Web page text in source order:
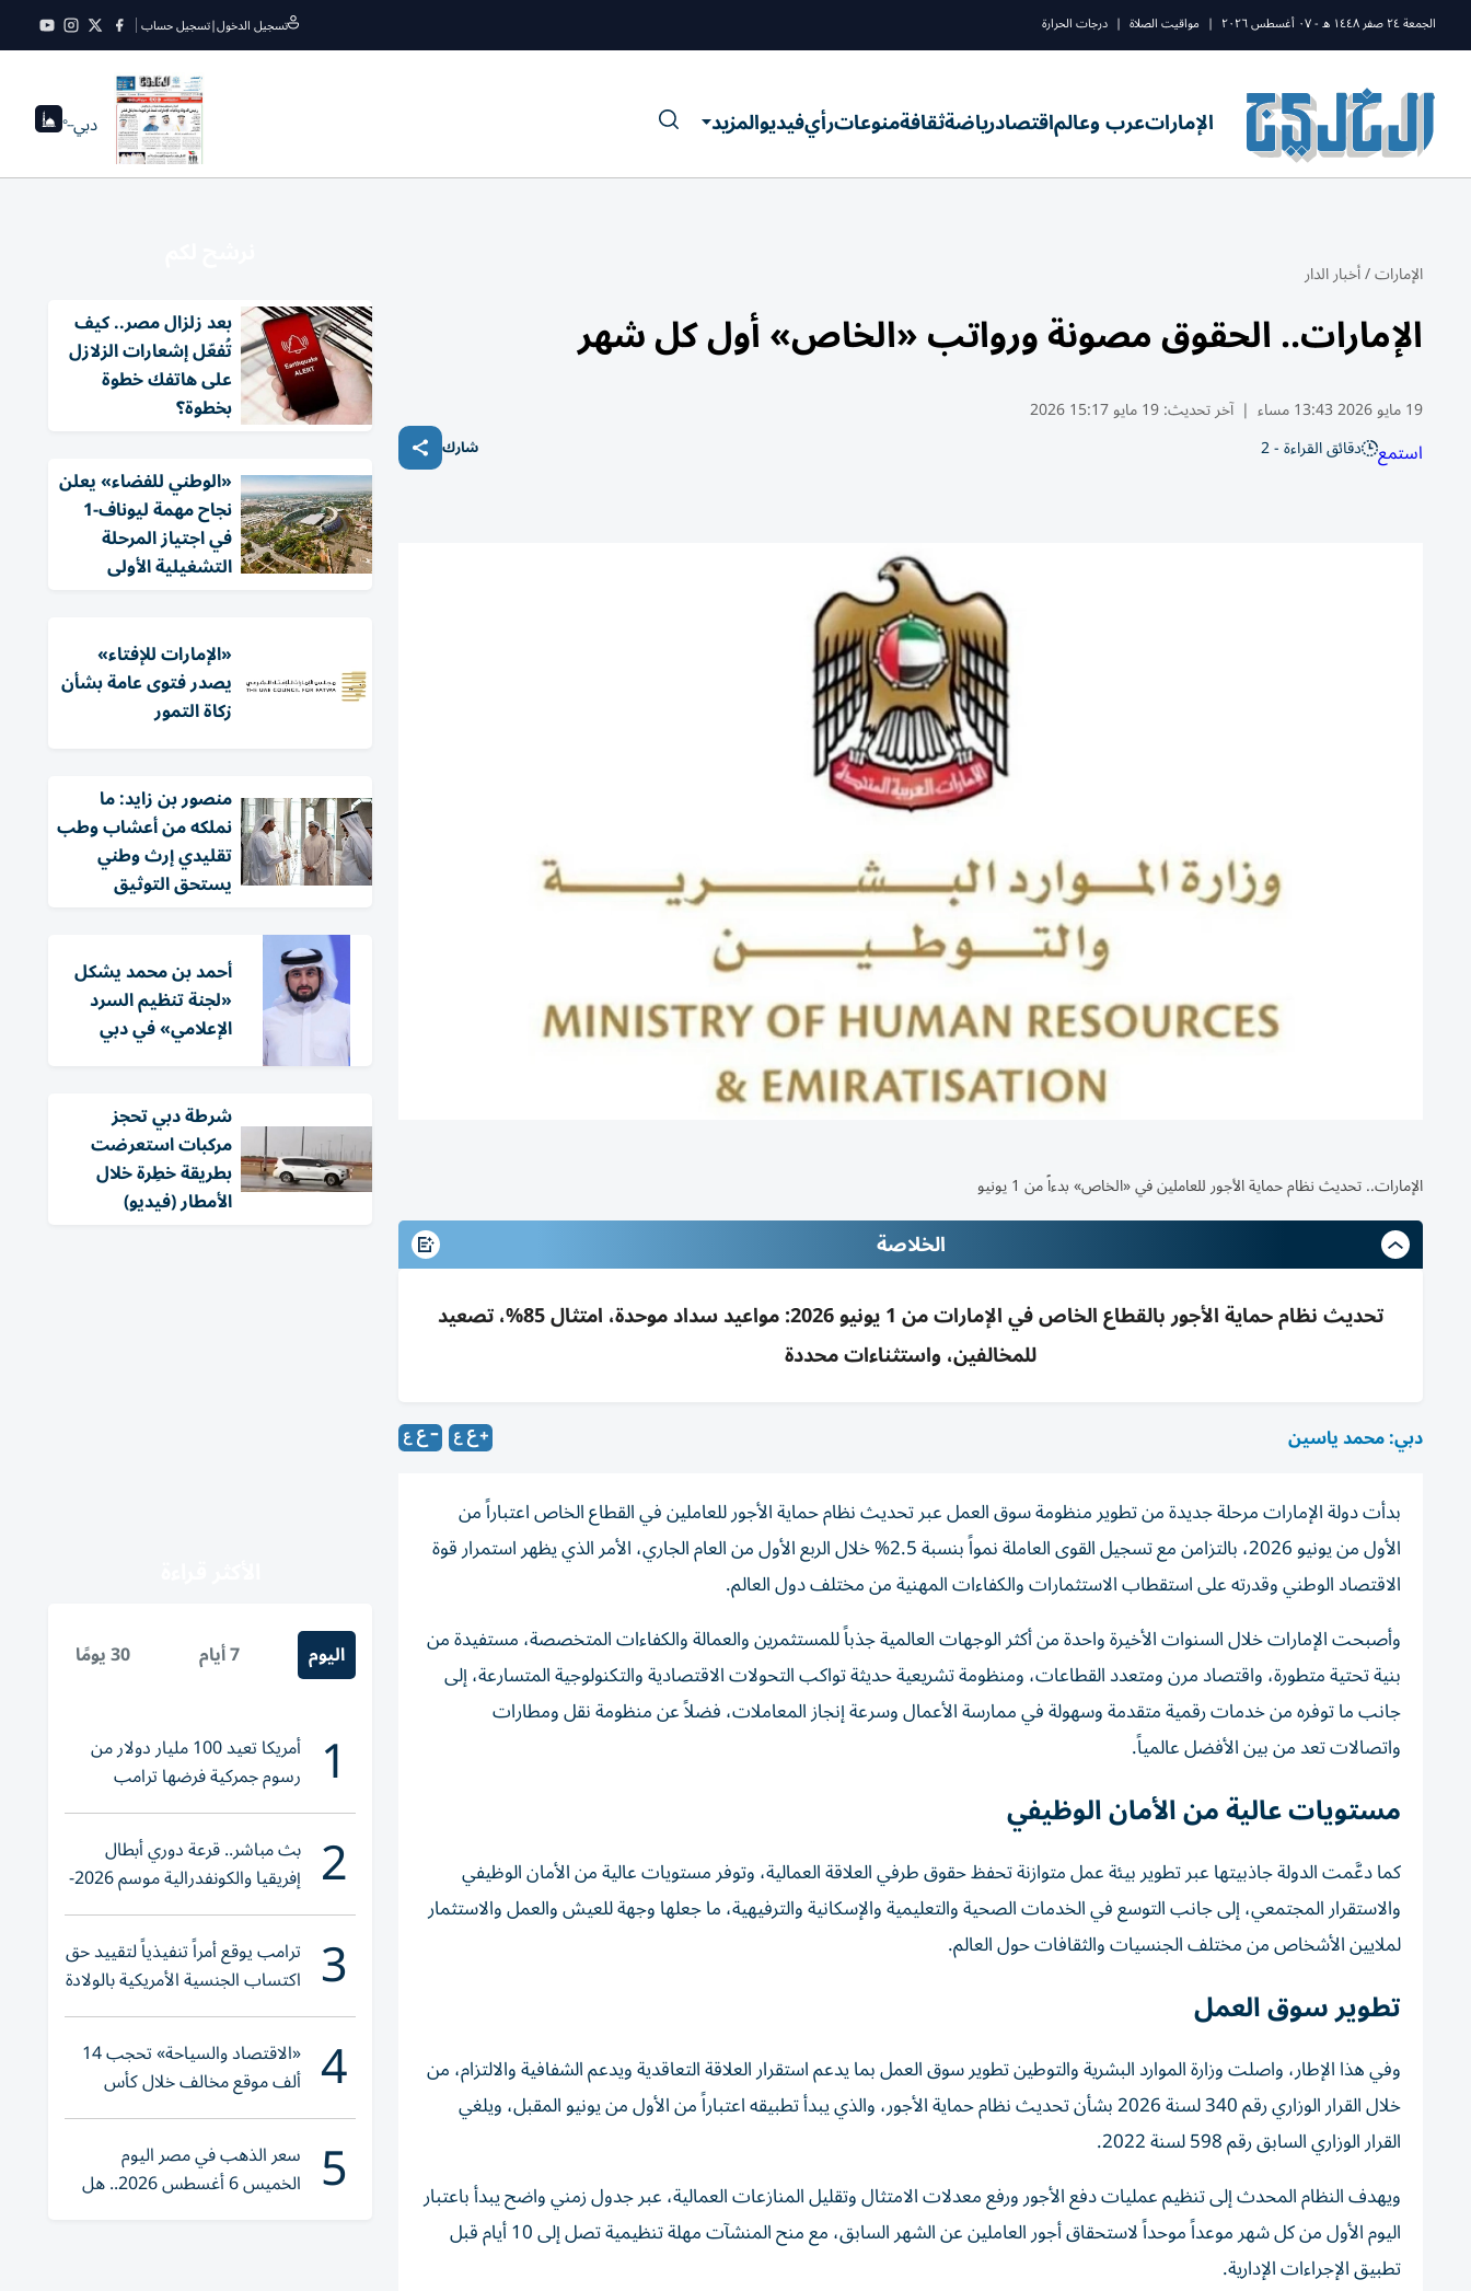
الجمعة ٢٤ صفر ١٤٤٨ ه - ٠٧ أغسطس ٢٠٢٦ | مواقيت الصلاة | درجات الحرارة تسجيل الدخول|تسجيل حساب
الإماراتعرب وعالماقتصادرياضةثقافةمنوعاترأيفيديوالمزيد دبي--°
الإمارات/أخبار الدار
الإمارات.. الحقوق مصونة ورواتب «الخاص» أول كل شهر
19 مايو 2026 13:43 مساء | آخر تحديث:19 مايو 15:17 2026
استمع دقائق القراءة - 2 شارك
الإمارات.. تحديث نظام حماية الأجور للعاملين في «الخاص» بدءاً من 1 يونيو
الخلاصة
تحديث نظام حماية الأجور بالقطاع الخاص في الإمارات من 1 يونيو 2026: مواعيد سداد موحدة، امتثال 85%، تصعيد
للمخالفين، واستثناءات محددة
دبي: محمد ياسين
بدأت دولة الإمارات مرحلة جديدة من تطوير منظومة سوق العمل عبر تحديث نظام حماية الأجور للعاملين في القطاع الخاص اعتباراً من
الأول من يونيو 2026، بالتزامن مع تسجيل القوى العاملة نمواً بنسبة 2.5% خلال الربع الأول من العام الجاري، الأمر الذي يظهر استمرار قوة
الاقتصاد الوطني وقدرته على استقطاب الاستثمارات والكفاءات المهنية من مختلف دول العالم.
وأصبحت الإمارات خلال السنوات الأخيرة واحدة من أكثر الوجهات العالمية جذباً للمستثمرين والعمالة والكفاءات المتخصصة، مستفيدة من
بنية تحتية متطورة، واقتصاد مرن ومتعدد القطاعات، ومنظومة تشريعية حديثة تواكب التحولات الاقتصادية والتكنولوجية المتسارعة، إلى
جانب ما توفره من خدمات رقمية متقدمة وسهولة في ممارسة الأعمال وسرعة إنجاز المعاملات، فضلاً عن منظومة نقل ومطارات
واتصالات تعد من بين الأفضل عالمياً.
مستويات عالية من الأمان الوظيفي
كما دعَّمت الدولة جاذبيتها عبر تطوير بيئة عمل متوازنة تحفظ حقوق طرفي العلاقة العمالية، وتوفر مستويات عالية من الأمان الوظيفي
والاستقرار المجتمعي، إلى جانب التوسع في الخدمات الصحية والتعليمية والإسكانية والترفيهية، ما جعلها وجهة للعيش والعمل والاستثمار
لملايين الأشخاص من مختلف الجنسيات والثقافات حول العالم.
تطوير سوق العمل
وفي هذا الإطار، واصلت وزارة الموارد البشرية والتوطين تطوير سوق العمل بما يدعم استقرار العلاقة التعاقدية ويدعم الشفافية والالتزام، من
خلال القرار الوزاري رقم 340 لسنة 2026 بشأن تحديث نظام حماية الأجور، والذي يبدأ تطبيقه اعتباراً من الأول من يونيو المقبل، ويلغي
القرار الوزاري السابق رقم 598 لسنة 2022.
ويهدف النظام المحدث إلى تنظيم عمليات دفع الأجور ورفع معدلات الامتثال وتقليل المنازعات العمالية، عبر جدول زمني واضح يبدأ باعتبار
اليوم الأول من كل شهر موعداً موحداً لاستحقاق أجور العاملين عن الشهر السابق، مع منح المنشآت مهلة تنظيمية تصل إلى 10 أيام قبل
تطبيق الإجراءات الإدارية.
بعد زلزال مصر.. كيف
تُفعّل إشعارات الزلازل
على هاتفك خطوة
بخطوة؟
«الوطني للفضاء» يعلن
نجاح مهمة ليوناف-1
في اجتياز المرحلة
التشغيلية الأولى
«الإمارات للإفتاء»
يصدر فتوى عامة بشأن
زكاة التمور
منصور بن زايد: ما
نملكه من أعشاب وطب
تقليدي إرث وطني
يستحق التوثيق
أحمد بن محمد يشكل
«لجنة تنظيم السرد
الإعلامي» في دبي
شرطة دبي تحجز
مركبات استعرضت
بطريقة خطِرة خلال
الأمطار (فيديو)
اليوم 7 أيام 30 يومًا
1 أمريكا تعيد 100 مليار دولار من
رسوم جمركية فرضها ترامب
2 بث مباشر.. قرعة دوري أبطال
إفريقيا والكونفدرالية موسم 2026-
2027
3 ترامب يوقع أمراً تنفيذياً لتقييد حق
اكتساب الجنسية الأمريكية بالولادة
4 «الاقتصاد والسياحة» تحجب 14
ألف موقع مخالف خلال كأس
العالم 2026
5 سعر الذهب في مصر اليوم
الخميس 6 أغسطس 2026.. هل